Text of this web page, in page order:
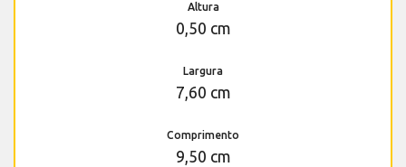
Altura
0,50 cm
Largura
7,60 cm
Comprimento
9,50 cm